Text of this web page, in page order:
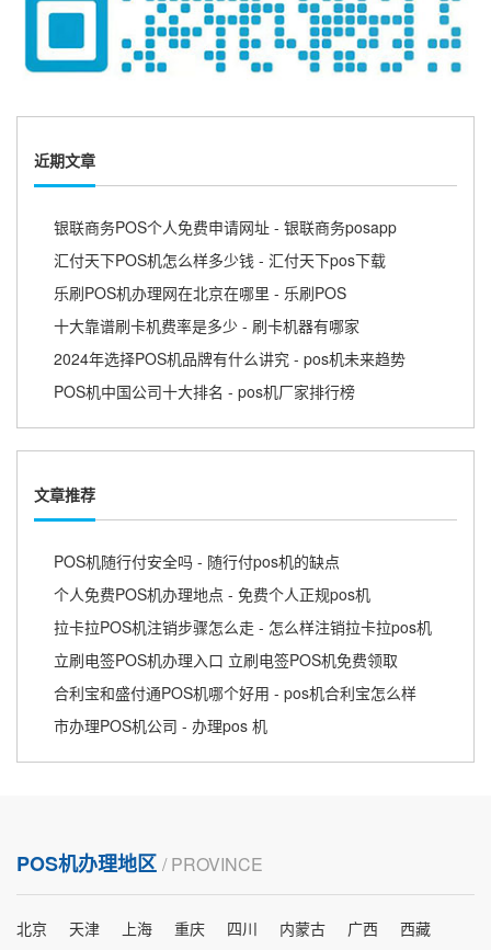
近期文章
银联商务POS个人免费申请网址 - 银联商务posapp
汇付天下POS机怎么样多少钱 - 汇付天下pos下载
乐刷POS机办理网在北京在哪里 - 乐刷POS
十大靠谱刷卡机费率是多少 - 刷卡机器有哪家
2024年选择POS机品牌有什么讲究 - pos机未来趋势
POS机中国公司十大排名 - pos机厂家排行榜
文章推荐
POS机随行付安全吗 - 随行付pos机的缺点
个人免费POS机办理地点 - 免费个人正规pos机
拉卡拉POS机注销步骤怎么走 - 怎么样注销拉卡拉pos机
立刷电签POS机办理入口 立刷电签POS机免费领取
合利宝和盛付通POS机哪个好用 - pos机合利宝怎么样
市办理POS机公司 - 办理pos 机
POS机办理地区 / PROVINCE
北京 天津 上海 重庆 四川 内蒙古 广西 西藏